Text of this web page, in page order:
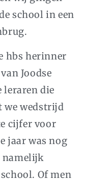
school in een
hbs herinner
Joodse
leraren die
we wedstrijd
cijfer voor
jaar was nog
namelijk
Of men